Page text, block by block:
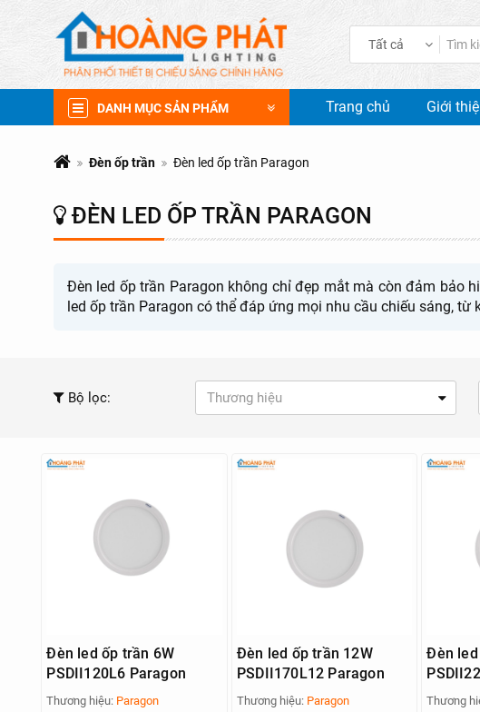
Tất cả
DANH MỤC SẢN PHẨM Trang chủ Giới
Đèn ốp trần Đèn led ốp trần Paragon
ĐÈN LED ỐP TRẦN PARAGON
Đèn led ốp trần Paragon không chỉ đẹp mắt mà còn đảm bảo
led ốp trần Paragon có thể đáp ứng mọi nhu cầu chiếu sáng,
Bộ lọc: Thương hiệu
Đèn led ốp trần 6W
PSDII120L6 Paragon
Thương hiệu: Paragon
Đèn led ốp trần 12W
PSDII170L12 Paragon
Thương hiệu: Paragon
Đèn
Thương